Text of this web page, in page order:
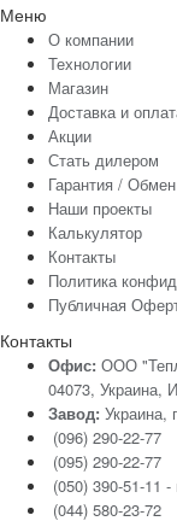
Меню
О компании
Технологии
Магазин
Доставка и
Акции
Стать дилером
Гарантия /
Наши проекты
Калькулятор
Контакты
Политика
Публичная
Контакты
Офис: ООО
04073, Украина,
Завод: Украина,
(096) 290-22-77
(095) 290-22-77
(050) 390-51-11
(044) 580-23-72